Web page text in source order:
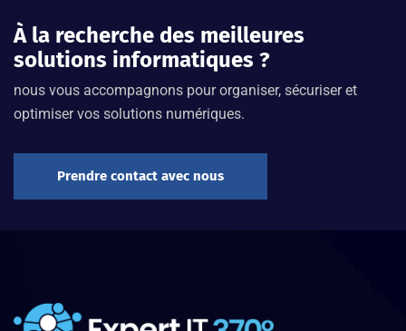
À la recherche des meilleures
solutions informatiques ?
nous vous accompagnons pour organiser, sécuriser et
optimiser vos solutions numériques.
Prendre contact avec nous